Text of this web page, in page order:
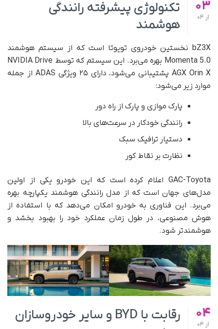
03
از 04
تکنولوژی پیشرفته رانندگی
هوشمند
bZ3X نخستین خودروی تویوتا است که از سیستم هوشمند
Momenta 5.0 بهره می‌برد. این سیستم که توسط NVIDIA Drive
AGX Orin X پشتیبانی می‌شود، دارای ۲۵ ویژگی ADAS از جمله
موارد زیر می‌شود:
پارک موازی و پارک از راه دور
رانندگی خودکار در سرعت‌های بالا
دستیار ترافیک سبک
نظارت بر نقاط کور
GAC-Toyota اعلام کرده است که این خودرو یکی از اولین
مدل‌های جهان است که از مدل رانندگی هوشمند یکپارچه بهره
می‌برد. این فناوری به خودرو امکان می‌دهد که با استفاده از
هوش مصنوعی، در طول زمان عملکرد خود را بهبود بخشد و
هوشمندتر شود.
04
از
رقابت با BYD و سایر خودروسازان